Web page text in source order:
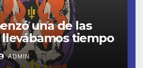
una de las
tiempo
ADMIN